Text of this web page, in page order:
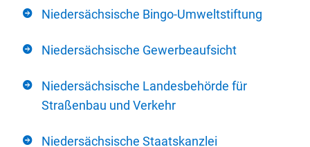
Niedersächsische Bingo-Umweltstiftung
Niedersächsische Gewerbeaufsicht
Niedersächsische Landesbehörde für
Straßenbau und Verkehr
Niedersächsische Staatskanzlei